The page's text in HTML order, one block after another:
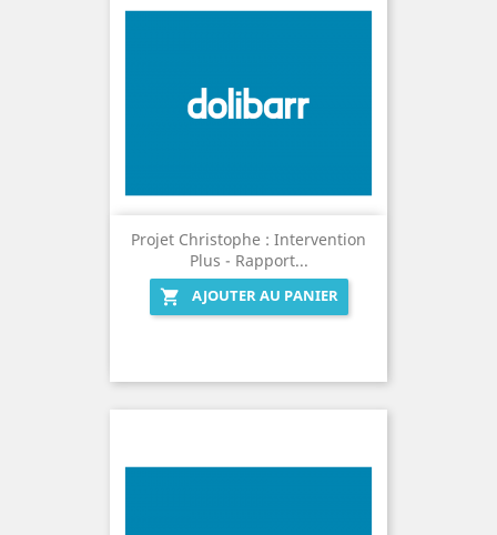
Projet Christophe : Intervention
Plus - Rapport...

AJOUTER AU PANIER